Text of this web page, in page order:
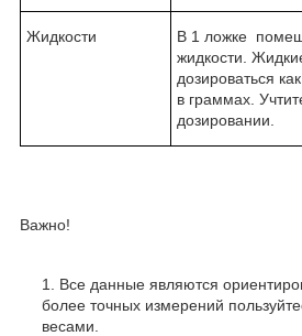
Жидкости
В 1 ложке
жидкости.
дозироваться
в граммах.
дозировании.
Важно!
Все данные являются
более точных измерений
весами.